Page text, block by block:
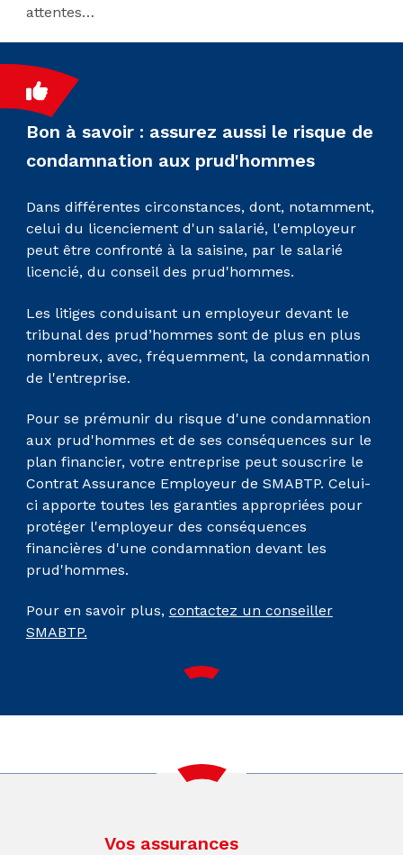
attentes…
Bon à savoir : assurez aussi le risque de
condamnation aux prud'hommes
Dans différentes circonstances, dont, notamment,
celui du licenciement d'un salarié, l'employeur
peut être confronté à la saisine, par le salarié
licencié, du conseil des prud'hommes.
Les litiges conduisant un employeur devant le
tribunal des prud’hommes sont de plus en plus
nombreux, avec, fréquemment, la condamnation
de l'entreprise.
Pour se prémunir du risque d'une condamnation
aux prud'hommes et de ses conséquences sur le
plan financier, votre entreprise peut souscrire le
Contrat Assurance Employeur de SMABTP. Celui-
ci apporte toutes les garanties appropriées pour
protéger l'employeur des conséquences
financières d'une condamnation devant les
prud'hommes.
Pour en savoir plus, contactez un conseiller
SMABTP.
Vos assurances